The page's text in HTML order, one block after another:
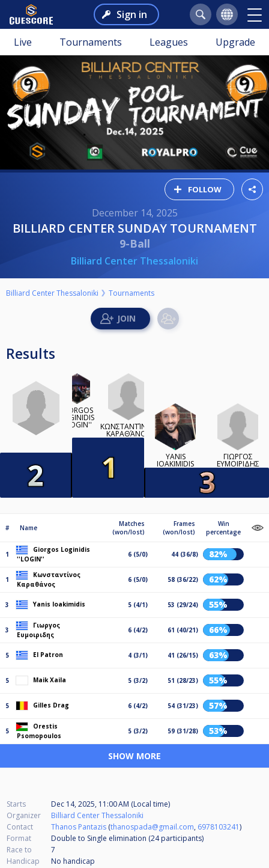
Sign in
Live Tournaments Leagues Upgrade
FOLLOW
December 14, 2025
BILLIARD CENTER SUNDAY TOURNAMENT
9-Ball
Billiard Center Thessaloniki
Billiard Center Thessaloniki Tournaments
Results
GIORGOS
LOGINIDIS
''LOGIN'' ΚΩΝΣΤΑΝΤΊΝΟΣ
ΚΑΡΑΘΆΝΟΣ
YANIS
IOAKIMIDIS
ΓΙΩΡΓΟΣ
ΕΥΜΟΙΡΙΔΗΣ
# Name
Matches
(won/lost)
Frames
(won/lost)
Win
percentage
1
Giorgos Loginidis
''LOGIN''
6 (5/0) 44 (36/8) 82%
1
Κωνσταντίνος
Καραθάνος
6 (5/0) 58 (36/22) 62%
3 Yanis Ioakimidis 5 (4/1) 53 (29/24) 55%
3
Γιωργος
Ευμοιριδης
6 (4/2) 61 (40/21) 66%
5 El Patron 4 (3/1) 41 (26/15) 63%
5 Maik Xaila 5 (3/2) 51 (28/23) 55%
5 Gilles Drag 6 (4/2) 54 (31/23) 57%
5
Orestis
Psomopoulos
5 (3/2) 59 (31/28) 53%
SHOW MORE
Starts
Dec 14, 2025, 11:00 AM (Local time)
Organizer
Billiard Center Thessaloniki
Contact
Thanos Pantazis (thanospada@gmail.com, 6978103241)
Format
Double to Single elimination (24participants)
Race to
7
Handicap
No handicap